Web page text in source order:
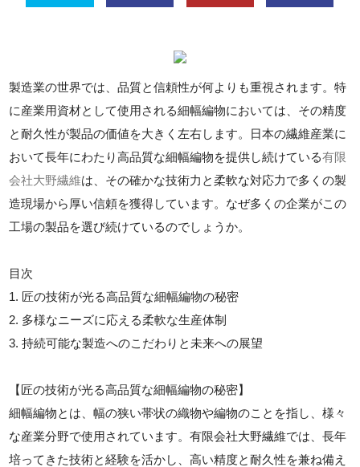
製造業の世界では、品質と信頼性が何よりも重視されます。特
に産業用資材として使用される細幅編物においては、その精度
と耐久性が製品の価値を大きく左右します。日本の繊維産業に
おいて長年にわたり高品質な細幅編物を提供し続けている有限
会社大野繊維は、その確かな技術力と柔軟な対応力で多くの製
造現場から厚い信頼を獲得しています。なぜ多くの企業がこの
工場の製品を選び続けているのでしょうか。
目次
1. 匠の技術が光る高品質な細幅編物の秘密
2. 多様なニーズに応える柔軟な生産体制
3. 持続可能な製造へのこだわりと未来への展望
【匠の技術が光る高品質な細幅編物の秘密】
細幅編物とは、幅の狭い帯状の織物や編物のことを指し、様々
な産業分野で使用されています。有限会社大野繊維では、長年
培ってきた技術と経験を活かし、高い精度と耐久性を兼ね備え